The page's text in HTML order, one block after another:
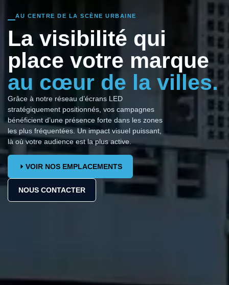
AU CENTRE DE LA SCÈNE URBAINE
La visibilité qui
place votre marque
au cœur de la villes.
Grâce à notre réseau d’écrans LED
stratégiquement positionnés, vos campagnes
bénéficient d’une présence forte dans les zones
les plus fréquentées. Un impact visuel puissant,
là où votre audience est la plus active.
VOIR NOS EMPLACEMENTS
NOUS CONTACTER